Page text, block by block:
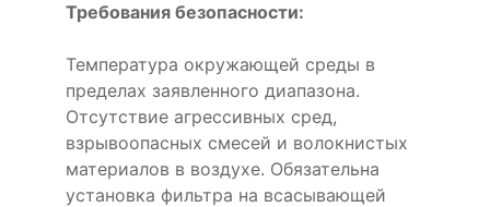
Требования безопасности:
Температура окружающей среды в
пределах заявленного диапазона.
Отсутствие агрессивных сред,
взрывоопасных смесей и волокнистых
материалов в воздухе. Обязательна
установка фильтра на всасывающей